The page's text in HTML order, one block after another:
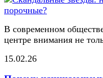
В современном
центре внимания не
15.02.26